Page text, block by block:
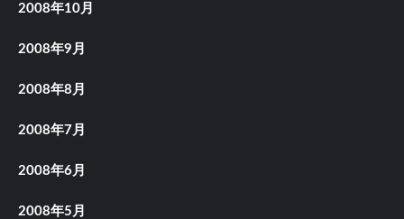
2008年10月
2008年9月
2008年8月
2008年7月
2008年6月
2008年5月